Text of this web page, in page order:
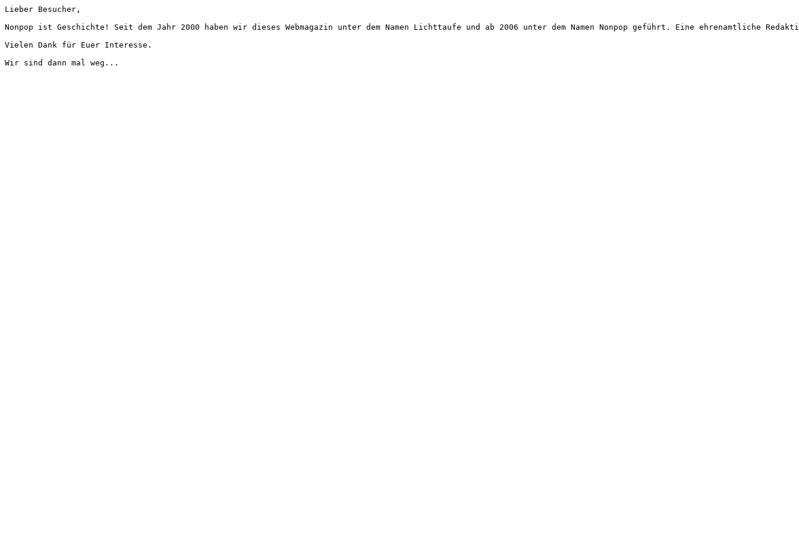
Lieber Besucher,
Nonpop ist Geschichte! Seit dem Jahr 2000 haben wir dieses Webmagazin unter dem Namen Lichttaufe und ab 2006 unter dem Namen Nonpop geführt. Eine ehrenamtliche
Vielen Dank für Euer Interesse.
Wir sind dann mal weg...